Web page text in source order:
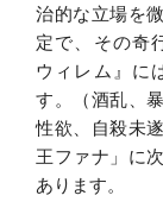
治的な立場を
定で、その奇
ウィレム』に
す。（酒乱、
性欲、自殺未
王ファナ」に
あります。